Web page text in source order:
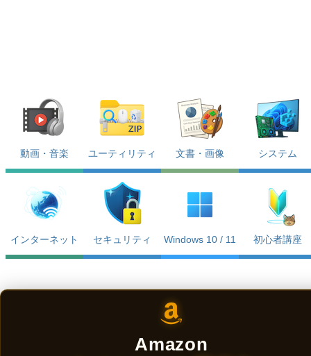
動画・音楽 ユーティリティ 文書・画像 システム
インターネット セキュリティ Windows 10 / 11 初心者講座
Amazon